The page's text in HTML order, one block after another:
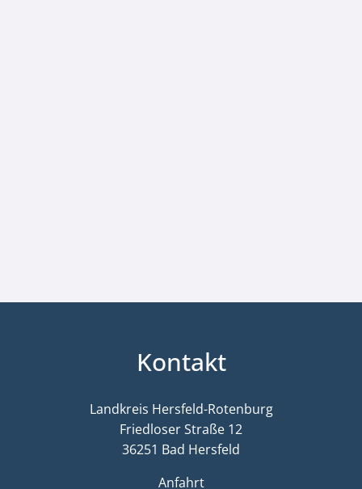
Kontakt
Landkreis Hersfeld-Rotenburg
Friedloser Straße 12
36251 Bad Hersfeld
Anfahrt